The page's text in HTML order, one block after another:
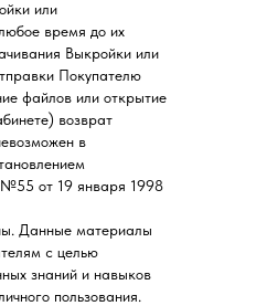
или
время до их
Выкройки или
Покупателю
файлов или открытие
возврат
в
от 19 января 1998
Данные материалы
с целью
знаний и навыков
пользования.